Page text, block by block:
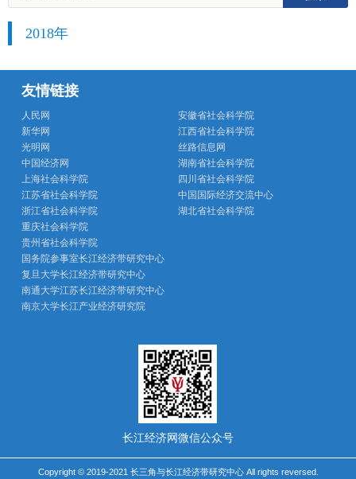
2018年
友情链接
人民网
新华网
光明网
中国经济网
上海社会科学院
江苏省社会科学院
浙江省社会科学院
安徽省社会科学院
江西省社会科学院
丝路信息网
湖南省社会科学院
四川省社会科学院
中国国际经济交流中心
湖北省社会科学院
重庆社会科学院
贵州省社会科学院
国务院参事室长江经济带研究中心
复旦大学长江经济带研究中心
南通大学江苏长江经济带研究中心
南京大学长江产业经济研究院
长江经济网微信公众号
Copyright © 2019-2021 长三角与长江经济带研究中心 All rights reversed.